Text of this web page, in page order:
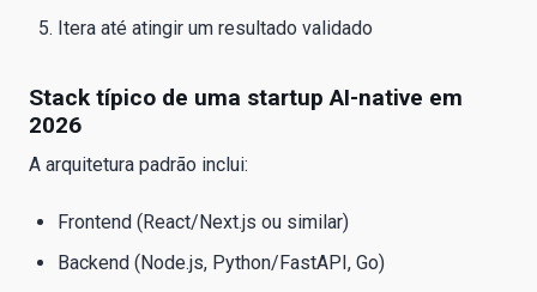
Itera até atingir um resultado validado
Stack típico de uma startup AI-native em
2026
A arquitetura padrão inclui:
Frontend (React/Next.js ou similar)
Backend (Node.js, Python/FastAPI, Go)